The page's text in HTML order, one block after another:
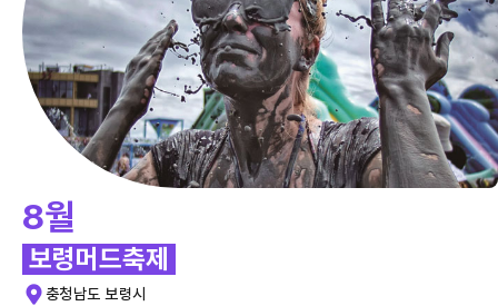
8월
보령머드축제
충청남도 보령시